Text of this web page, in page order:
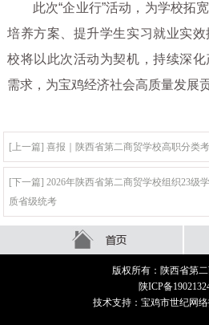
此次“企业行”活动，为学校拓
培养方案、提升学生实习就业实
校将以此次活动为契机，持续深
需求，为宝鸡经济社会高质量发展
[上一篇] 喜报｜陕西省第二商贸学校高职分类
[下一篇] 2026年陕西省第二商贸学校组织23级
质省级统考
版权所有：陕西省第
陕ICP备
技术支持：宝鸡市世纪网